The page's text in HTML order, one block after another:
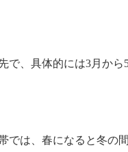
で、具体的には3月か
では、春になると冬の